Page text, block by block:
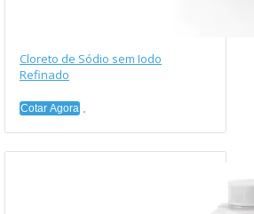
Cloreto de Sódio sem Iodo
Refinado
Cotar Agora